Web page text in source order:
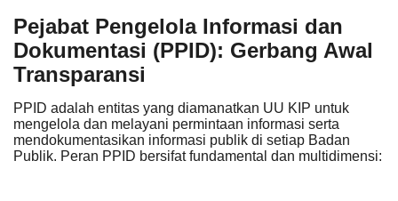
Pejabat Pengelola Informasi dan
Dokumentasi (PPID): Gerbang Awal
Transparansi
PPID adalah entitas yang diamanatkan UU KIP untuk
mengelola dan melayani permintaan informasi serta
mendokumentasikan informasi publik di setiap Badan
Publik. Peran PPID bersifat fundamental dan multidimensi: